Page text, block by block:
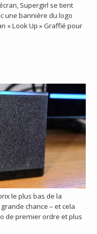
Supergirl se tient
une bannière du logo
« Look Up » Graffié pour
le plus bas de la
chance – et cela
de premier ordre et plus